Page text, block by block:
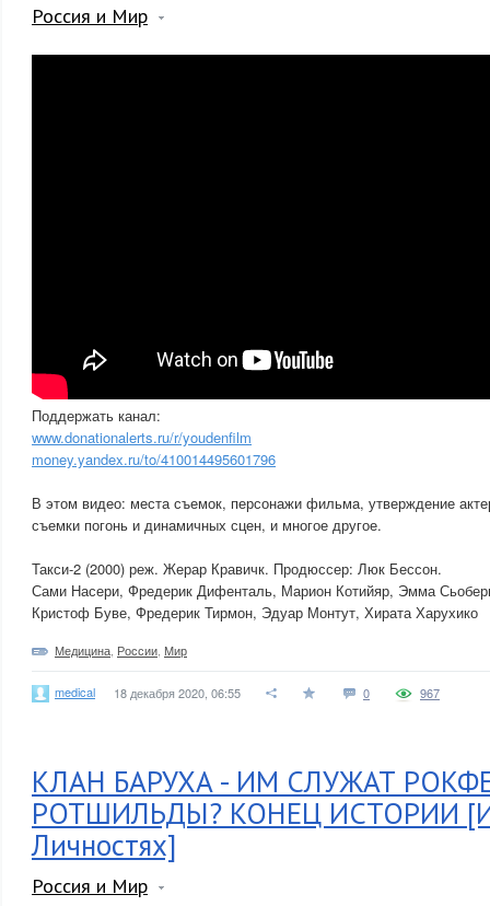
Россия и Мир
Поддержать канал:
www.donationalerts.ru/r/youdenfilm
money.yandex.ru/to/410014495601796
В этом видео: места съемок, персонажи фильма, утверждение
съемки погонь и динамичных сцен, и многое другое.
Такси-2 (2000) реж. Жерар Кравичк. Продюссер: Люк Бессон.
Сами Насери, Фредерик Дифенталь, Марион Котийяр, Эмма
Кристоф Буве, Фредерик Тирмон, Эдуар Монтут, Хирата Харухико
Медицина России Мир
medical 18 декабря 2020, 06:55 0 967
КЛАН БАРУХА - ИМ СЛУЖАТ
РОТШИЛЬДЫ? КОНЕЦ ИСТОРИИ
Личностях]
Россия и Мир